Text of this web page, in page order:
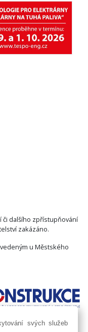
či dalšího zpřístupňování
zakázáno.
u Městského
svých služeb